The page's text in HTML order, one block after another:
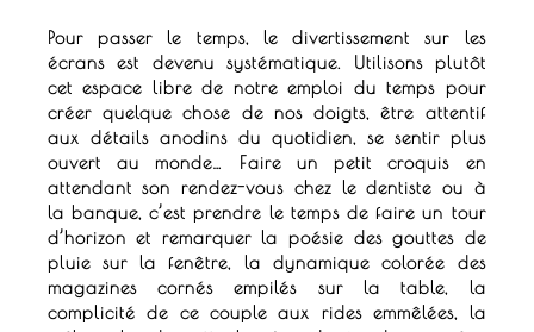
Pour passer le temps, le divertissement sur les
écrans est devenu systématique. Utilisons plutôt
cet espace libre de notre emploi du temps pour
créer quelque chose de nos doigts, être attentif
aux détails anodins du quotidien, se sentir plus
ouvert au monde… Faire un petit croquis en
attendant son rendez-vous chez le dentiste ou à
la banque, c’est prendre le temps de faire un tour
d’horizon et remarquer la poésie des gouttes de
pluie sur la fenêtre, la dynamique colorée des
magazines cornés empilés sur la table, la
complicité de ce couple aux rides emmêlées, la